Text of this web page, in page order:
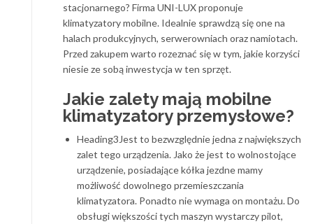
stacjonarnego? Firma UNI-LUX proponuje
klimatyzatory mobilne. Idealnie sprawdzą się one na
halach produkcyjnych, serwerowniach oraz namiotach.
Przed zakupem warto rozeznać się w tym, jakie korzyści
niesie ze sobą inwestycja w ten sprzęt.
Jakie zalety mają mobilne
klimatyzatory przemysłowe?
Heading3Jest to bezwzględnie jedna z największych
zalet tego urządzenia. Jako że jest to wolnostojące
urządzenie, posiadające kółka jezdne mamy
możliwość dowolnego przemieszczania
klimatyzatora. Ponadto nie wymaga on montażu. Do
obsługi większości tych maszyn wystarczy pilot,